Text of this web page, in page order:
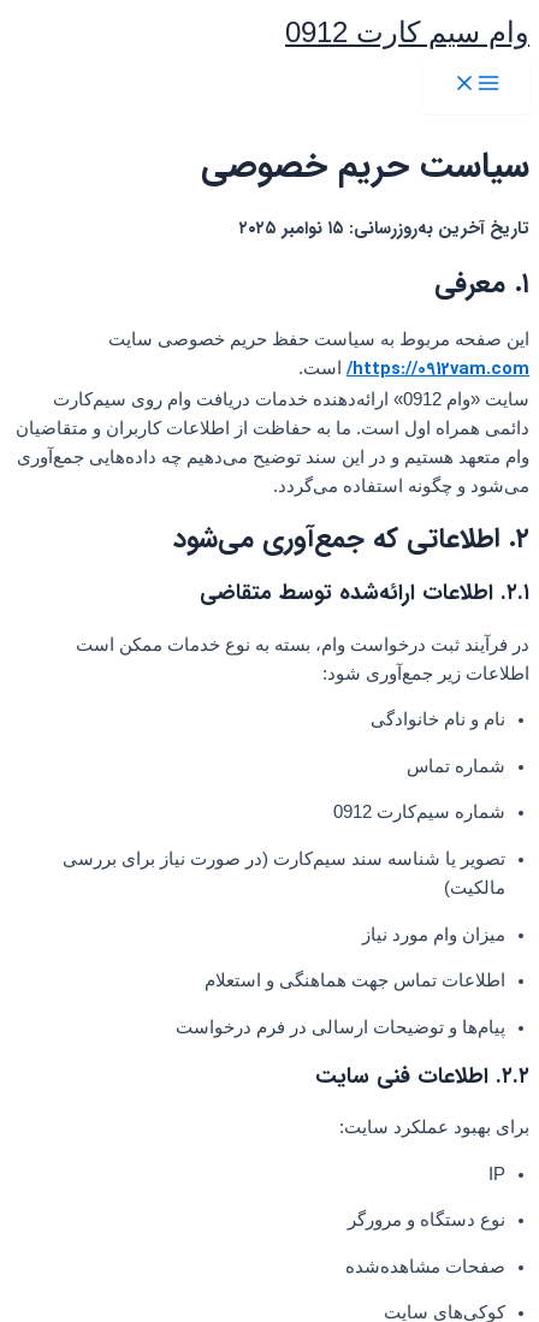
به
وام سیم کارت 0912
سیاست حریم خصوصی
تاریخ آخرین به‌روزرسانی: ۱۵ نوامبر ۲۰۲۵
۱. معرفی
این صفحه مربوط به سیاست حفظ حریم خصوصی سایت
https://0912vam.com/
است.
سایت «وام 0912» ارائه‌دهنده خدمات دریافت وام روی سیم‌کارت
دائمی همراه اول است. ما به حفاظت از اطلاعات کاربران و متقاضیان
وام متعهد هستیم و در این سند توضیح می‌دهیم چه داده‌هایی جمع‌آوری
می‌شود و چگونه استفاده می‌گردد.
۲. اطلاعاتی که جمع‌آوری می‌شود
۲.۱. اطلاعات ارائه‌شده توسط متقاضی
در فرآیند ثبت درخواست وام، بسته به نوع خدمات ممکن است
اطلاعات زیر جمع‌آوری شود:
نام و نام خانوادگی
شماره تماس
شماره سیم‌کارت 0912
تصویر یا شناسه سند سیم‌کارت (در صورت نیاز برای بررسی
مالکیت)
میزان وام مورد نیاز
اطلاعات تماس جهت هماهنگی و استعلام
پیام‌ها و توضیحات ارسالی در فرم درخواست
۲.۲. اطلاعات فنی سایت
برای بهبود عملکرد سایت:
IP
نوع دستگاه و مرورگر
صفحات مشاهده‌شده
کوکی‌های سایت